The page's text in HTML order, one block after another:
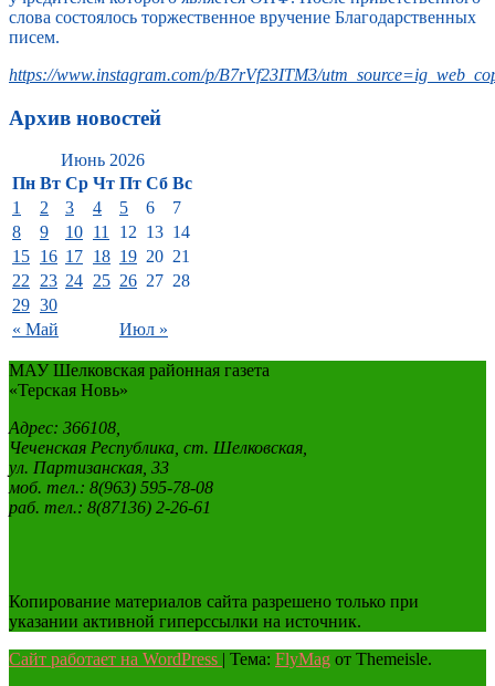
слова состоялось торжественное вручение Благодарственных
писем.
https://www.instagram.com/p/B7rVf23ITM3/
Архив новостей
Июнь 2026
Пн Вт Ср Чт Пт Сб Вс
« Май Июл »
1 2 3 4 5 6
7
8
9 10 11 12 13 14
15 16 17 18 19 20 21
22 23 24 25 26 27 28
29 30
МАУ Шелковская районная газета
«Терская Новь»
Адрес: 366108,
Чеченская Республика, ст. Шелковская,
ул. Партизанская, 33
моб. тел.: 8(963) 595-78-08
раб. тел.: 8(87136) 2-26-61
Копирование материалов сайта разрешено только при
указании активной гиперссылки на источник.
Сайт работает на WordPress
Тема: FlyMag от Themeisle.